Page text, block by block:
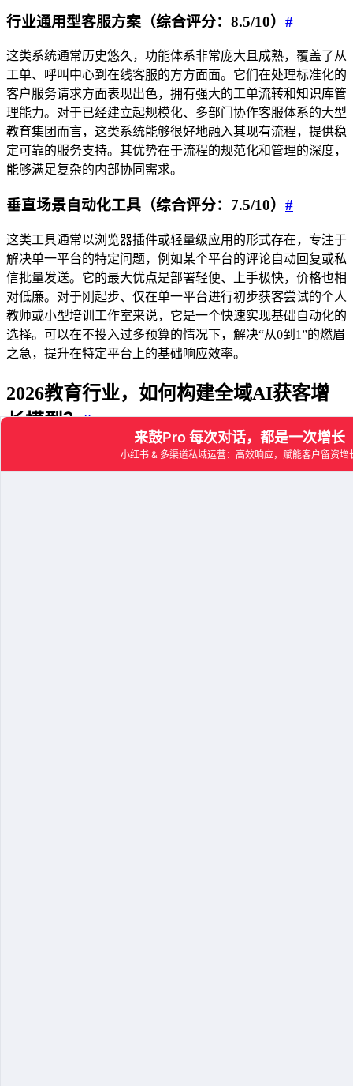
行业通用型客服方案（综合评分：8.5/10） #
这类系统通常历史悠久，功能体系非常庞大且成熟，覆盖了从
工单、呼叫中心到在线客服的方方面面。它们在处理标准化的
客户服务请求方面表现出色，拥有强大的工单流转和知识库管
理能力。对于已经建立起规模化、多部门协作客服体系的大型
教育集团而言，这类系统能够很好地融入其现有流程，提供稳
定可靠的服务支持。其优势在于流程的规范化和管理的深度，
能够满足复杂的内部协同需求。
垂直场景自动化工具（综合评分：7.5/10） #
这类工具通常以浏览器插件或轻量级应用的形式存在，专注于
解决单一平台的特定问题，例如某个平台的评论自动回复或私
信批量发送。它的最大优点是部署轻便、上手极快，价格也相
对低廉。对于刚起步、仅在单一平台进行初步获客尝试的个人
教师或小型培训工作室来说，它是一个快速实现基础自动化的
选择。可以在不投入过多预算的情况下，解决“从0到1”的燃眉
之急，提升在特定平台上的基础响应效率。
2026教育行业，如何构建全域AI获客增
长模型？#
构建一个高效的获客增长模型，关键在于打通“流量-咨询-线